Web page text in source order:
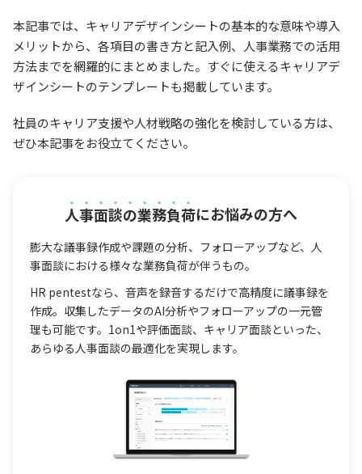
本記事では、キャリアデザインシートの基本的な意味や導入
メリットから、各項目の書き方と記入例、人事業務での活用
方法までを網羅的にまとめました。すぐに使えるキャリアデ
ザインシートのテンプレートも掲載しています。
社員のキャリア支援や人材戦略の強化を検討している方は、
ぜひ本記事をお役立てください。
人事面談の業務負荷にお悩みの方へ
膨大な議事録作成や課題の分析、フォローアップなど、人
事面談における様々な業務負荷が伴うもの。
HR pentestなら、音声を録音するだけで高精度に議事録を
作成。収集したデータのAI分析やフォローアップの一元管
理も可能です。1on1や評価面談、キャリア面談といった、
あらゆる人事面談の最適化を実現します。